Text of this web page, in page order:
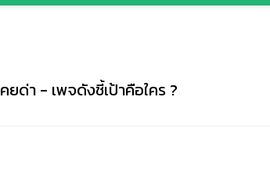
ด่า - เพจดังชี้เป้าคือใคร ?